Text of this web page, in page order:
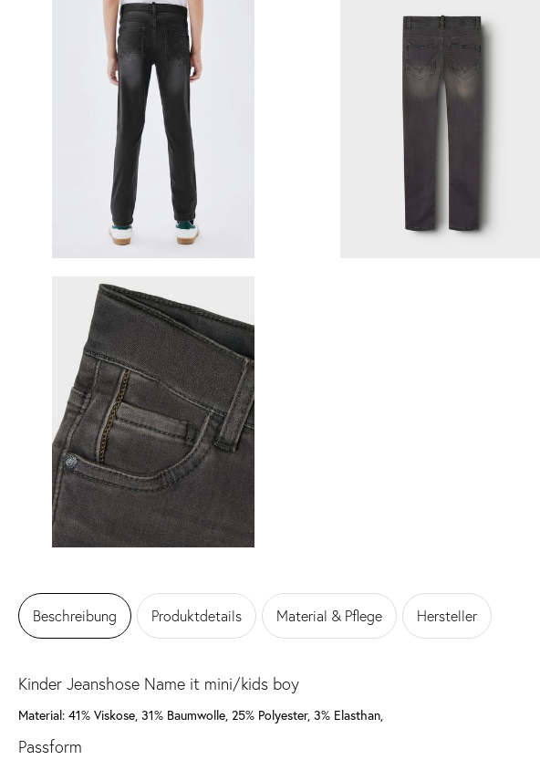
Beschreibung Produktdetails Material & Pflege Hersteller
Kinder Jeanshose Name it mini/kids boy
Material: 41% Viskose, 31% Baumwolle, 25% Polyester, 3% Elasthan,
Passform